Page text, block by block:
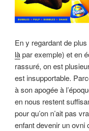
En y regardant de
làpar exemple) et en
rassuré, on est
est insupportable.
à son apogée à
en nous restent
pour qu’on n’ait pas
enfant devenir un ovni